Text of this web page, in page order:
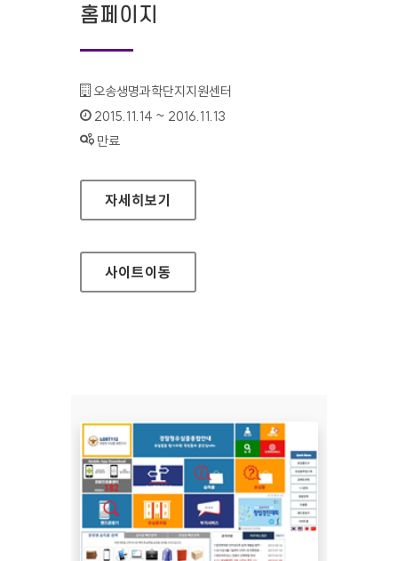
홈페이지
기관명 :
오송생명과학단지지원센터
인증기간 :
2015.11.14 ~ 2016.11.13
상태 :
만료
오송생명과학단지지원센터 홈페이지
자세히보기
사이트이동